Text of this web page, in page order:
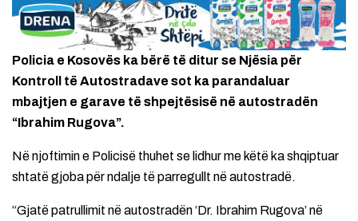
Policia e Kosovës ka bërë të ditur se Njësia për
Kontroll të Autostradave sot ka parandaluar
mbajtjen e garave të shpejtësisë në autostradën
“Ibrahim Rugova”.
Në njoftimin e Policisë thuhet se lidhur me këtë ka shqiptuar
shtatë gjoba për ndalje të parregullt në autostradë.
“Gjatë patrullimit në autostradën ‘Dr. Ibrahim Rugova’ në